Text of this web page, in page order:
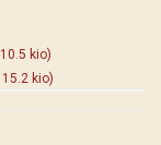
10.5 kio)
15.2 kio)